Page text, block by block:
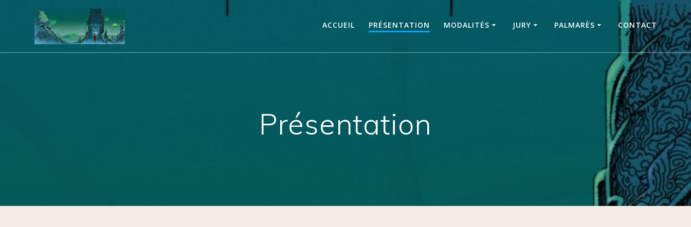
ACCUEIL PRÉSENTATION MODALITÉS JURY PALMARÈS CONTACT
Présentation